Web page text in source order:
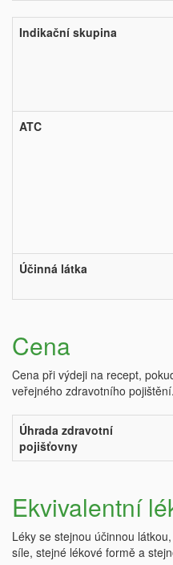
Indikační skupina
ATC
Účinná látka
Cena
Cena při výdeji na recept,
veřejného zdravotního pojištění.
Úhrada zdravotní
pojišťovny
Ekvivalentní
Léky se stejnou účinnou
síle, stejné lékové formě a